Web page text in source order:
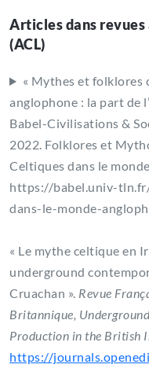
Articles dans
(ACL)
« Mythes et folklores
anglophone : la part de
Babel-Civilisations &
2022. Folklores et
Celtiques dans le
https://babel.univ-
dans-le-monde-
« Le mythe celtique en
underground
Cruachan ». Revue
Britannique,
Production in the British
https://